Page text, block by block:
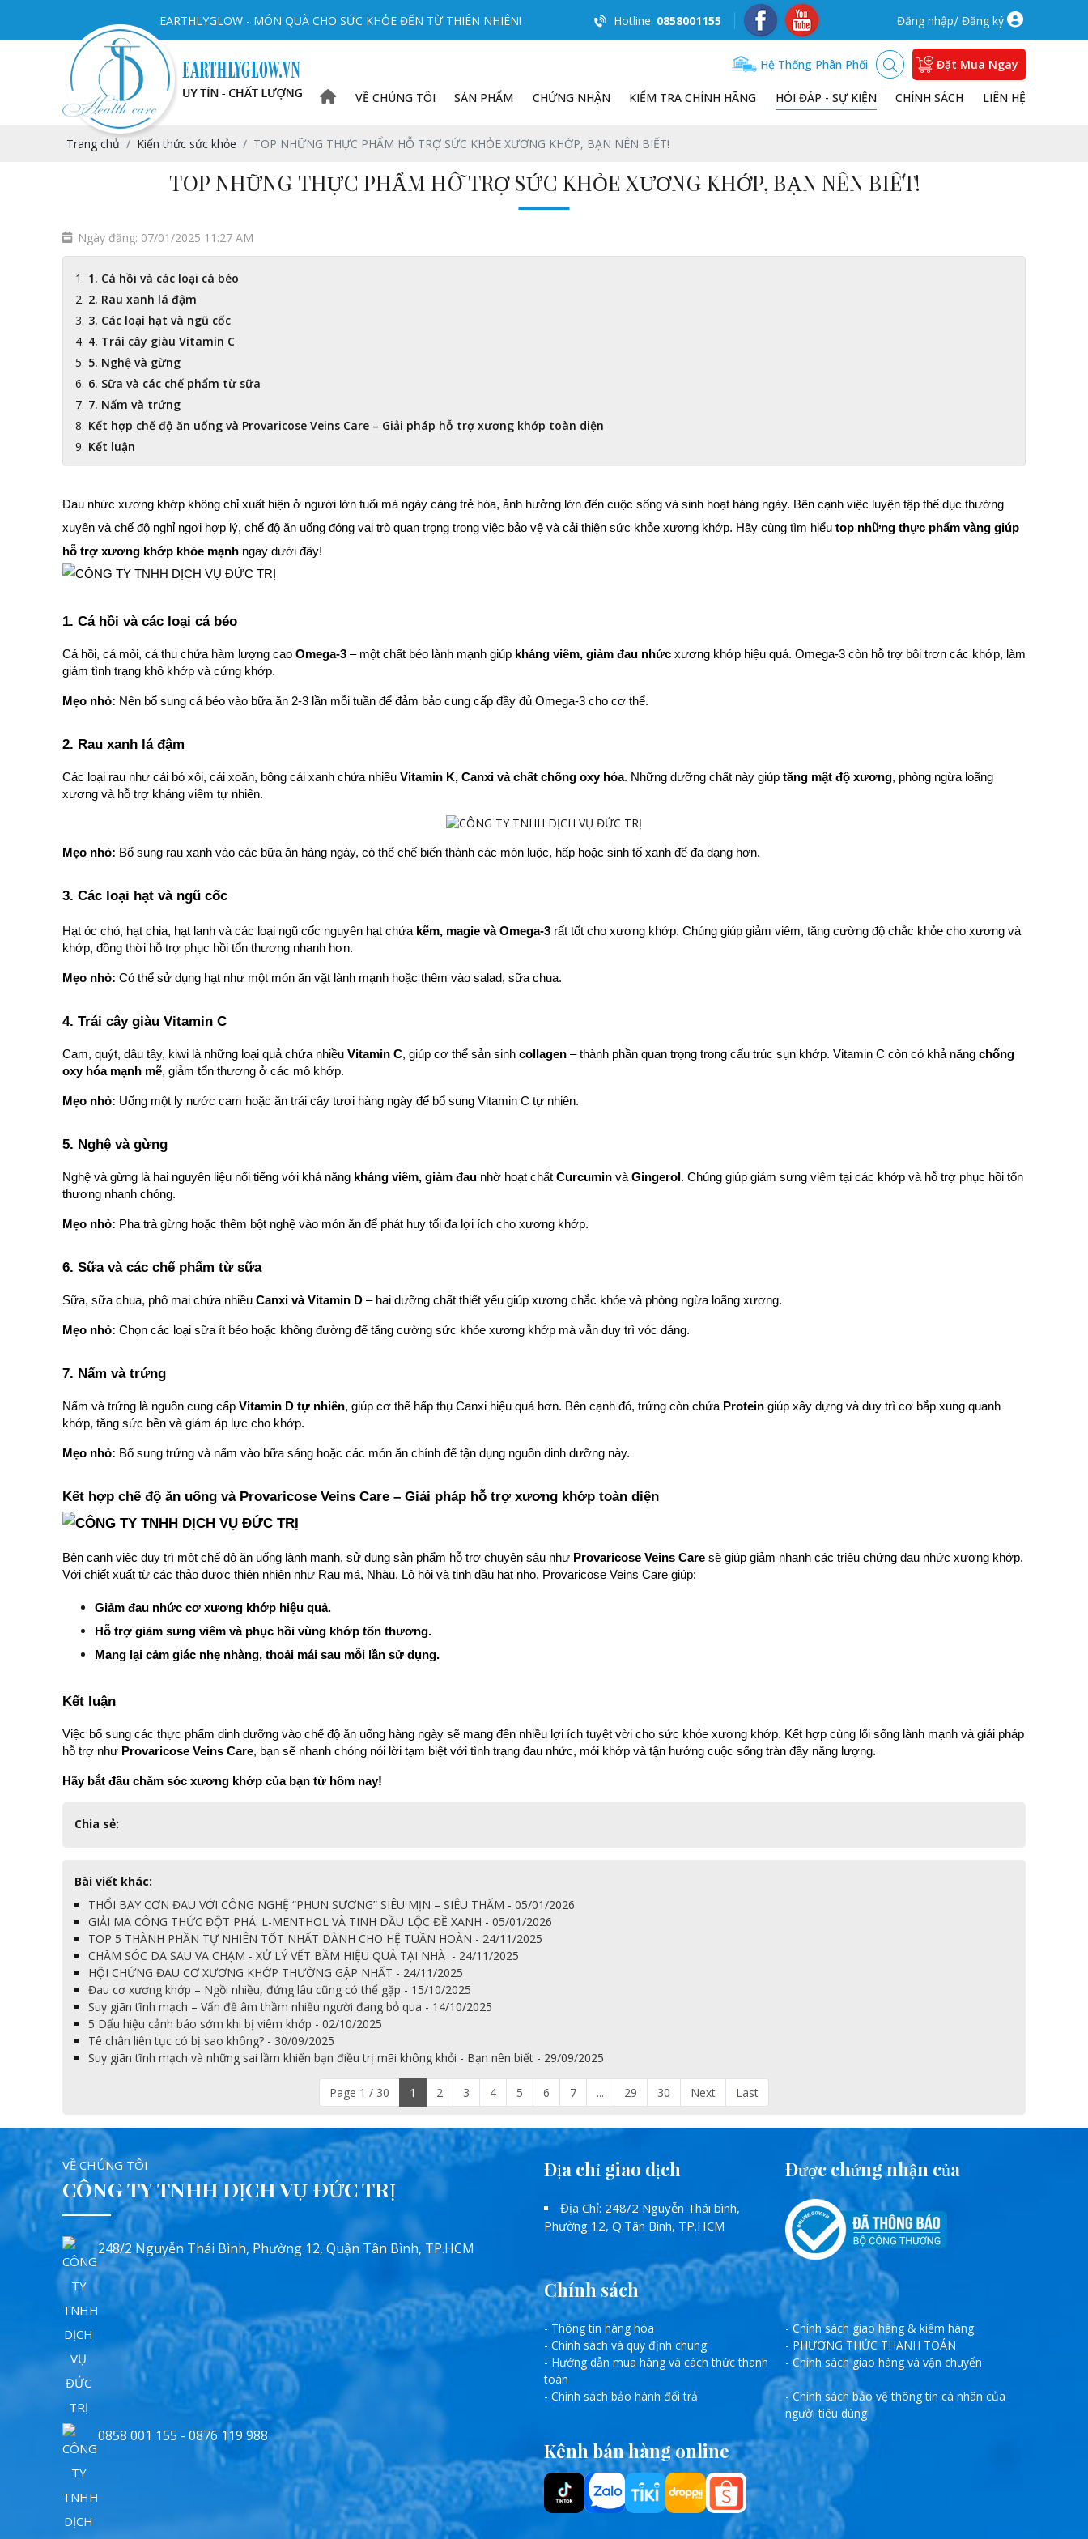
EARTHLYGLOW - MÓN QUÀ CHO SỨC KHỎE ĐẾN TỪ THIÊN NHIÊN! Hotline: 0858001155 Đăng nhập/ Đăng ký
Hệ Thống Phân Phối Đặt Mua Ngay
VỀ CHÚNG TÔI SẢN PHẨM CHỨNG NHẬN KIỂM TRA CHÍNH HÃNG HỎI ĐÁP - SỰ KIỆN CHÍNH SÁCH LIÊN HỆ
Trang chủ Kiến thức sức khỏe TOP NHỮNG THỰC PHẨM HỖ TRỢ SỨC KHỎE XƯƠNG KHỚP, BẠN NÊN BIẾT!
TOP NHỮNG THỰC PHẨM HỖ TRỢ SỨC KHỎE XƯƠNG KHỚP, BẠN NÊN BIẾT!
Ngày đăng: 07/01/2025 11:27 AM
1. Cá hồi và các loại cá béo
2. Rau xanh lá đậm
3. Các loại hạt và ngũ cốc
4. Trái cây giàu Vitamin C
5. Nghệ và gừng
6. Sữa và các chế phẩm từ sữa
7. Nấm và trứng
Kết hợp chế độ ăn uống và Provaricose Veins Care – Giải pháp hỗ trợ xương khớp toàn diện
Kết luận
Đau nhức xương khớp không chỉ xuất hiện ở người lớn tuổi mà ngày càng trẻ hóa, ảnh hưởng lớn đến cuộc sống và sinh hoạt hàng ngày. Bên cạnh việc luyện tập thể dục thường
xuyên và chế độ nghỉ ngơi hợp lý, chế độ ăn uống đóng vai trò quan trọng trong việc bảo vệ và cải thiện sức khỏe xương khớp. Hãy cùng tìm hiểu top những thực phẩm vàng giúp
hỗ trợ xương khớp khỏe mạnh ngay dưới đây!
1. Cá hồi và các loại cá béo
Cá hồi, cá mòi, cá thu chứa hàm lượng cao Omega-3 – một chất béo lành mạnh giúp kháng viêm, giảm đau nhức xương khớp hiệu quả. Omega-3 còn hỗ trợ bôi trơn các khớp, làm
giảm tình trạng khô khớp và cứng khớp.
Mẹo nhỏ: Nên bổ sung cá béo vào bữa ăn 2-3 lần mỗi tuần để đảm bảo cung cấp đầy đủ Omega-3 cho cơ thể.
2. Rau xanh lá đậm
Các loại rau như cải bó xôi, cải xoăn, bông cải xanh chứa nhiều Vitamin K, Canxi và chất chống oxy hóa. Những dưỡng chất này giúp tăng mật độ xương, phòng ngừa loãng
xương và hỗ trợ kháng viêm tự nhiên.
Mẹo nhỏ: Bổ sung rau xanh vào các bữa ăn hàng ngày, có thể chế biến thành các món luộc, hấp hoặc sinh tố xanh để đa dạng hơn.
3. Các loại hạt và ngũ cốc
Hạt óc chó, hạt chia, hạt lanh và các loại ngũ cốc nguyên hạt chứa kẽm, magie và Omega-3 rất tốt cho xương khớp. Chúng giúp giảm viêm, tăng cường độ chắc khỏe cho xương và
khớp, đồng thời hỗ trợ phục hồi tổn thương nhanh hơn.
Mẹo nhỏ: Có thể sử dụng hạt như một món ăn vặt lành mạnh hoặc thêm vào salad, sữa chua.
4. Trái cây giàu Vitamin C
Cam, quýt, dâu tây, kiwi là những loại quả chứa nhiều Vitamin C, giúp cơ thể sản sinh collagen – thành phần quan trọng trong cấu trúc sụn khớp. Vitamin C còn có khả năng chống
oxy hóa mạnh mẽ, giảm tổn thương ở các mô khớp.
Mẹo nhỏ: Uống một ly nước cam hoặc ăn trái cây tươi hàng ngày để bổ sung Vitamin C tự nhiên.
5. Nghệ và gừng
Nghệ và gừng là hai nguyên liệu nổi tiếng với khả năng kháng viêm, giảm đau nhờ hoạt chất Curcumin và Gingerol . Chúng giúp giảm sưng viêm tại các khớp và hỗ trợ phục hồi tổn
thương nhanh chóng.
Mẹo nhỏ: Pha trà gừng hoặc thêm bột nghệ vào món ăn để phát huy tối đa lợi ích cho xương khớp.
6. Sữa và các chế phẩm từ sữa
Sữa, sữa chua, phô mai chứa nhiều Canxi và Vitamin D – hai dưỡng chất thiết yếu giúp xương chắc khỏe và phòng ngừa loãng xương.
Mẹo nhỏ: Chọn các loại sữa ít béo hoặc không đường để tăng cường sức khỏe xương khớp mà vẫn duy trì vóc dáng.
7. Nấm và trứng
Nấm và trứng là nguồn cung cấp Vitamin D tự nhiên, giúp cơ thể hấp thụ Canxi hiệu quả hơn. Bên cạnh đó, trứng còn chứa Protein giúp xây dựng và duy trì cơ bắp xung quanh
khớp, tăng sức bền và giảm áp lực cho khớp.
Mẹo nhỏ: Bổ sung trứng và nấm vào bữa sáng hoặc các món ăn chính để tận dụng nguồn dinh dưỡng này.
Kết hợp chế độ ăn uống và Provaricose Veins Care – Giải pháp hỗ trợ xương khớp toàn diện
Bên cạnh việc duy trì một chế độ ăn uống lành mạnh, sử dụng sản phẩm hỗ trợ chuyên sâu như Provaricose Veins Care sẽ giúp giảm nhanh các triệu chứng đau nhức xương khớp.
Với chiết xuất từ các thảo dược thiên nhiên như Rau má, Nhàu, Lô hội và tinh dầu hạt nho, Provaricose Veins Care giúp:
Giảm đau nhức cơ xương khớp hiệu quả.
Hỗ trợ giảm sưng viêm và phục hồi vùng khớp tổn thương.
Mang lại cảm giác nhẹ nhàng, thoải mái sau mỗi lần sử dụng.
Kết luận
Việc bổ sung các thực phẩm dinh dưỡng vào chế độ ăn uống hàng ngày sẽ mang đến nhiều lợi ích tuyệt vời cho sức khỏe xương khớp. Kết hợp cùng lối sống lành mạnh và giải pháp
hỗ trợ như Provaricose Veins Care, bạn sẽ nhanh chóng nói lời tạm biệt với tình trạng đau nhức, mỏi khớp và tận hưởng cuộc sống tràn đầy năng lượng.
Hãy bắt đầu chăm sóc xương khớp của bạn từ hôm nay!
Chia sẻ:
Bài viết khác:
THỔI BAY CƠN ĐAU VỚI CÔNG NGHỆ “PHUN SƯƠNG” SIÊU MỊN – SIÊU THẤM - 05/01/2026
GIẢI MÃ CÔNG THỨC ĐỘT PHÁ: L-MENTHOL VÀ TINH DẦU LỘC ĐỀ XANH - 05/01/2026
TOP 5 THÀNH PHẦN TỰ NHIÊN TỐT NHẤT DÀNH CHO HỆ TUẦN HOÀN - 24/11/2025
CHĂM SÓC DA SAU VA CHẠM - XỬ LÝ VẾT BẦM HIỆU QUẢ TẠI NHÀ - 24/11/2025
HỘI CHỨNG ĐAU CƠ XƯƠNG KHỚP THƯỜNG GẶP NHẤT - 24/11/2025
Đau cơ xương khớp – Ngồi nhiều, đứng lâu cũng có thể gặp - 15/10/2025
Suy giãn tĩnh mạch – Vấn đề âm thầm nhiều người đang bỏ qua - 14/10/2025
5 Dấu hiệu cảnh báo sớm khi bị viêm khớp - 02/10/2025
Tê chân liên tục có bị sao không? - 30/09/2025
Suy giãn tĩnh mạch và những sai lầm khiến bạn điều trị mãi không khỏi - Bạn nên biết - 29/09/2025
Page 1 / 30 1 2 3 4 5 6 7 ... 29 30 Next Last
VỀ CHÚNG TÔI
CÔNG TY TNHH DỊCH VỤ ĐỨC TRỊ
248/2 Nguyễn Thái Bình, Phường 12, Quận Tân Bình, TP.HCM
0858 001 155 - 0876 119 988
Địa chỉ giao dịch
Địa Chỉ: 248/2 Nguyễn Thái bình,
Phường 12, Q.Tân Bình, TP.HCM
Được chứng nhận của
Chính sách
- Thông tin hàng hóa
- Chính sách giao hàng & kiểm hàng
- Chính sách và quy định chung
- PHƯƠNG THỨC THANH TOÁN
- Hướng dẫn mua hàng và cách thức thanh
toán
- Chính sách giao hàng và vận chuyển
- Chính sách bảo hành đổi trả
- Chính sách bảo vệ thông tin cá nhân của
người tiêu dùng
Kênh bán hàng online